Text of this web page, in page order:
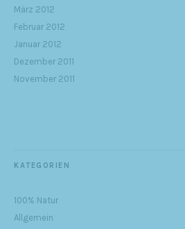
März 2012
Februar 2012
Januar 2012
Dezember 2011
November 2011
KATEGORIEN
100% Natur
Allgemein